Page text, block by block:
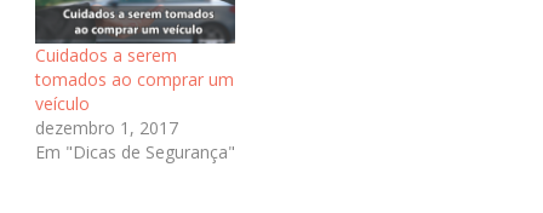
Cuidados a serem
tomados ao comprar um
veículo
dezembro 1, 2017
Em "Dicas de Segurança"